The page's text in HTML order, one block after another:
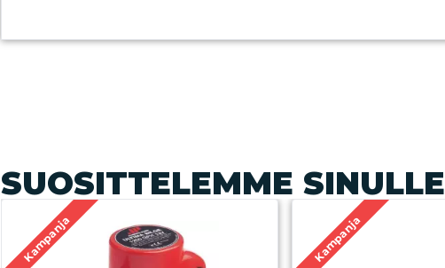
SUOSITTELEMME SINULLE
Kampanja Kampanja